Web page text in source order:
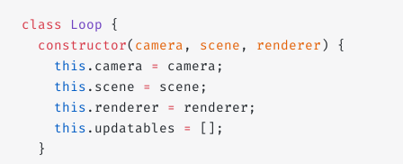
class Loop {
  constructor
( camera , scene , renderer ) {
    this
.camera =
camera;
    this
.scene =
scene;
    this
.renderer =
renderer;
    this
.updatables =
[];
  }